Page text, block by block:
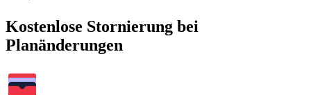
Kostenlose Stornierung bei
Planänderungen